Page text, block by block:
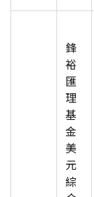
鋒
裕
匯
理
基
金
美
元
綜